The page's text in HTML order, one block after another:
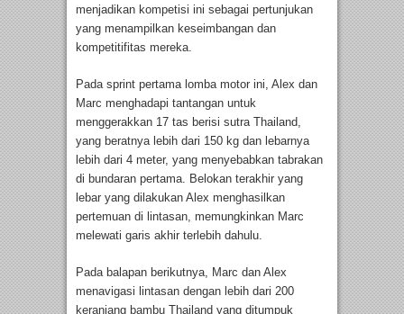
menjadikan kompetisi ini sebagai pertunjukan
yang menampilkan keseimbangan dan
kompetitifitas mereka.
Pada sprint pertama lomba motor ini, Alex dan
Marc menghadapi tantangan untuk
menggerakkan 17 tas berisi sutra Thailand,
yang beratnya lebih dari 150 kg dan lebarnya
lebih dari 4 meter, yang menyebabkan tabrakan
di bundaran pertama. Belokan terakhir yang
lebar yang dilakukan Alex menghasilkan
pertemuan di lintasan, memungkinkan Marc
melewati garis akhir terlebih dahulu.
Pada balapan berikutnya, Marc dan Alex
menavigasi lintasan dengan lebih dari 200
keranjang bambu Thailand yang ditumpuk